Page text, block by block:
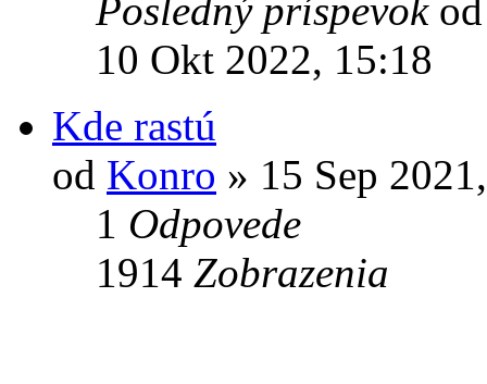
Posledný príspevok
10 Okt 2022, 15:18
Kde rastú
od Konro » 15 Sep
1 Odpovede
1914 Zobrazenia